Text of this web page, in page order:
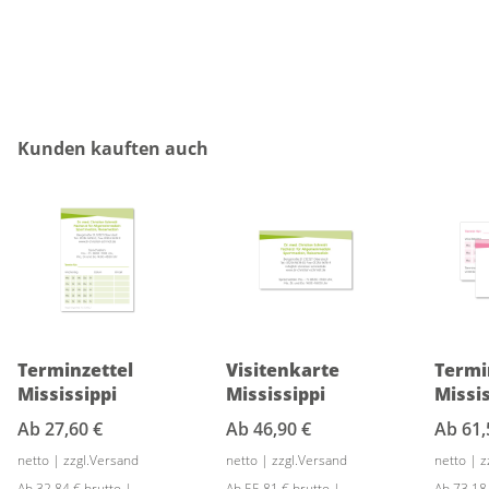
Produktgalerie überspringen
Kunden kauften auch
Terminzettel
Mississippi
Ab 27,60 €
netto | zzgl.Versand
Visitenkarte
Mississippi
Ab46,90 €
netto | zzgl.Versand
Ab
netto |